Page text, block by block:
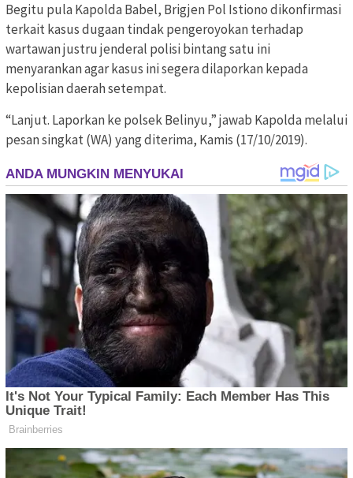
Begitu pula Kapolda Babel, Brigjen Pol Istiono dikonfirmasi
terkait kasus dugaan tindak pengeroyokan terhadap
wartawan justru jenderal polisi bintang satu ini
menyarankan agar kasus ini segera dilaporkan kepada
kepolisian daerah setempat.
“Lanjut. Laporkan ke polsek Belinyu,” jawab Kapolda melalui
pesan singkat (WA) yang diterima, Kamis (17/10/2019).